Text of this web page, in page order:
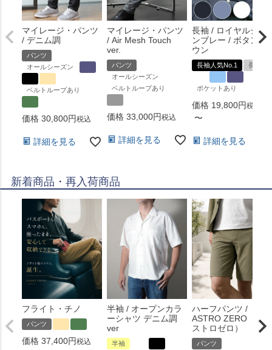
マイレージ・パンツ
/ デニム調
パンツ
オールシーズン
ベルトループあり
価格 30,800 税込
詳細を見る
マイレージ・パンツ
/ Air Mesh Touch
ver.
パンツ
オールシーズン
ベルトループあり
価格 33,000 税込
詳細を見る
長袖 / ロイヤルシャ
ンブレー / ボタンダ
ウン
長袖人気No.1 長袖
ポケットあり
価格 19,800 税込
〜
詳細を見る
新着商品・再入荷商品
フライト・チノ
パンツ
価格 37,400 税込
半袖 / オープンカラ
ーシャツ デニム調
ver
半袖
ハーフパンツ /
ASTRO ZERO （ア
ストロゼロ）
パンツ